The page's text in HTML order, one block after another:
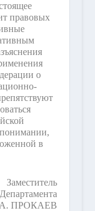
правовых
о
в
Заместитель
ПРОКАЕВ